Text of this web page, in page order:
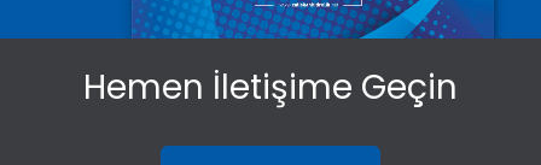
Hemen İletişime Geçin